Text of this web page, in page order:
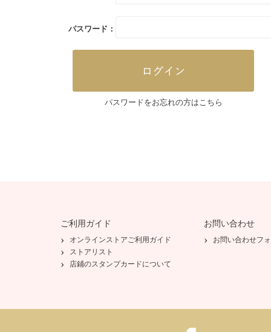
パスワード：
パスワードをお忘れの方はこちら
ご利用ガイド
オンラインストアご利用ガイド
ストアリスト
店鋪のスタンプカードについて
お問い合わせ
お問い合わせフ